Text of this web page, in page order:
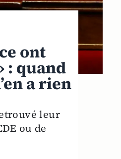
ont
: quand
a rien
leur
ou de